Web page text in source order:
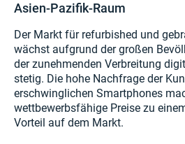
Asien-Pazifik-Raum
Der Markt für refurbished und
wächst aufgrund der großen
der zunehmenden Verbreitung
stetig. Die hohe Nachfrage der
erschwinglichen Smartphones
wettbewerbsfähige Preise zu
Vorteil auf dem Markt.